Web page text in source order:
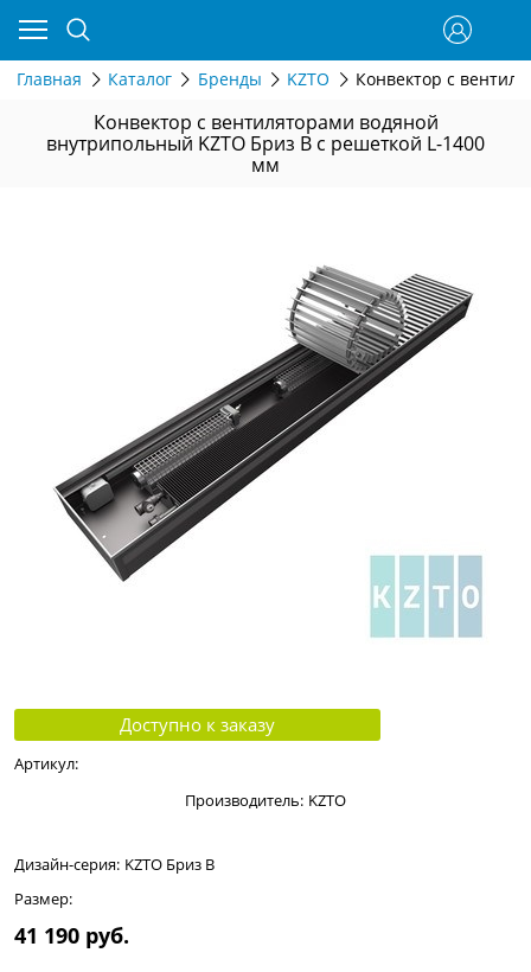
Главная Каталог Бренды KZTO Конвектор с
Конвектор с вентиляторами водяной
внутрипольный KZTO Бриз В с решеткой L-1400
мм
Доступно к заказу
Артикул:
Производитель: KZTO
Дизайн-серия: KZTO Бриз В
Размер:
41 190 руб.